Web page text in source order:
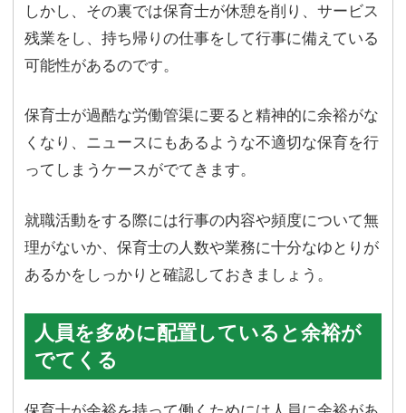
しかし、その裏では保育士が休憩を削り、サービス
残業をし、持ち帰りの仕事をして行事に備えている
可能性があるのです。
保育士が過酷な労働管渠に要ると精神的に余裕がな
くなり、ニュースにもあるような不適切な保育を行
ってしまうケースがでてきます。
就職活動をする際には行事の内容や頻度について無
理がないか、保育士の人数や業務に十分なゆとりが
あるかをしっかりと確認しておきましょう。
人員を多めに配置していると余裕が
でてくる